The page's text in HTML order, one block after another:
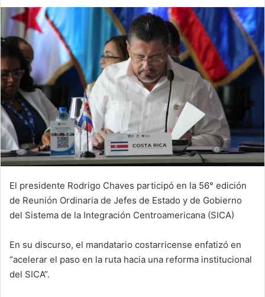
El presidente Rodrigo Chaves participó en la 56° edición
de Reunión Ordinaria de Jefes de Estado y de Gobierno
del Sistema de la Integración Centroamericana (SICA)
En su discurso, el mandatario costarricense enfatizó en
“acelerar el paso en la ruta hacia una reforma institucional
del SICA”.